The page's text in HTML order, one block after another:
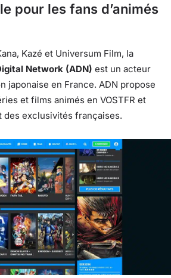
pour les fans d’animés
Kazé et Universum Film, la
Network (ADN) est un acteur
japonaise en France. ADN propose
et films animés en VOSTFR et
des exclusivités françaises.